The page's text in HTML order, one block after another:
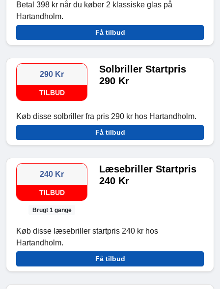
Betal 398 kr når du køber 2 klassiske glas på
Hartandholm.
Få tilbud
290 Kr
TILBUD
Solbriller Startpris
290 Kr
Køb disse solbriller fra pris 290 kr hos Hartandholm.
Få tilbud
240 Kr
TILBUD
Brugt 1 gange
Læsebriller Startpris
240 Kr
Køb disse læsebriller startpris 240 kr hos
Hartandholm.
Få tilbud